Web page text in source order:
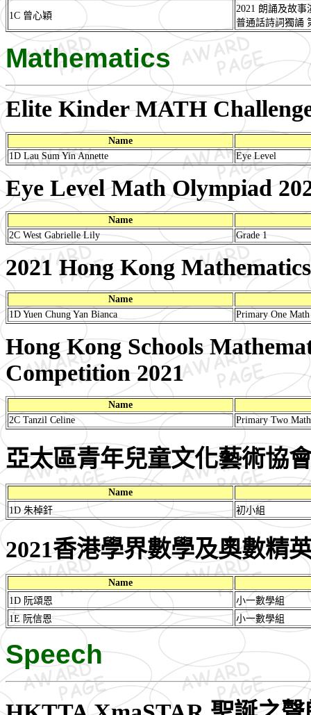
1C 曾心穎
2021 朗誦及故事
普通話詩詞獨誦
Mathematics
Elite Kinder MATH
Name
1D Lau Sum Yin Annette
Eye Level
Eye Level Math Olympiad
Name
2C West Gabrielle Lily
Grade 1
2021 Hong Kong
Name
1D Yuen Chung Yan Bianca
Primary One
Hong Kong Schools
Competition 2021
Name
2C Tanzil Celine
Primary Two
亞太區青年兒童文化藝術協
Name
1D 朱棹釬
初小組
2021香港學界數學及奧數精
Name
1D 阮頌恩
小一數學組
1E 阮信恩
小一數學組
Speech